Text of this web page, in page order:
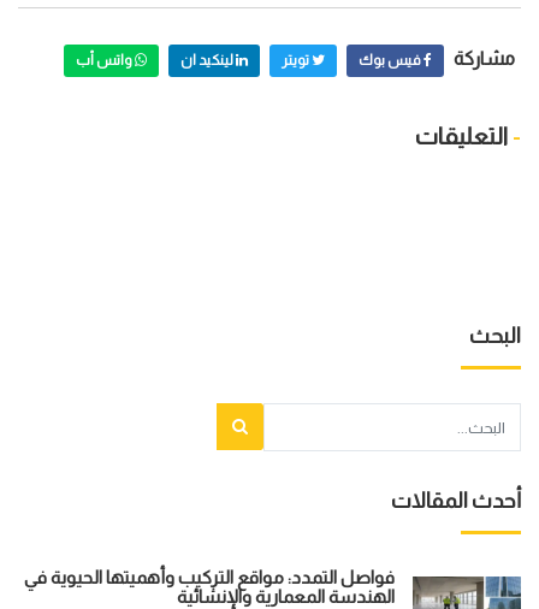
مشاركة فيس بوك تويتر لينكيد ان واتس أب
- التعليقات
البحث
أحدث المقالات
فواصل التمدد: مواقع التركيب وأهميتها الحيوية في
الهندسة المعمارية والإنشائية